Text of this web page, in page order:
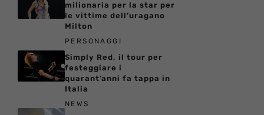
milionaria per la star per
le vittime dell’uragano
Milton
PERSONAGGI
Simply Red, il tour per
festeggiare i
quarant’anni fa tappa in
Italia
NEWS